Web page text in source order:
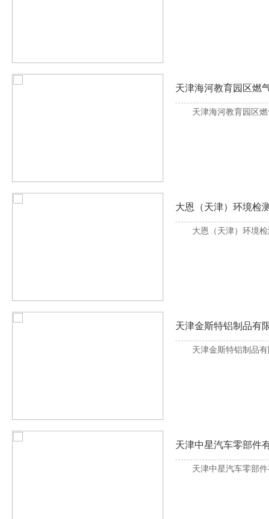
天津海河教育园区燃
天津海河教育园区
大恩（天津）环境检
大恩（天津）环境
天津金斯特铝制品有
天津金斯特铝制品
天津中星汽车零部件
天津中星汽车零部